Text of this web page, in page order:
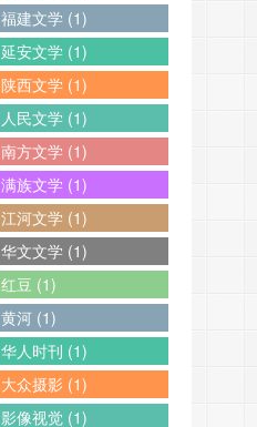
福建文学 (1)
延安文学 (1)
陕西文学 (1)
人民文学 (1)
南方文学 (1)
满族文学 (1)
江河文学 (1)
华文文学 (1)
红豆 (1)
黄河 (1)
华人时刊 (1)
大众摄影 (1)
影像视觉 (1)